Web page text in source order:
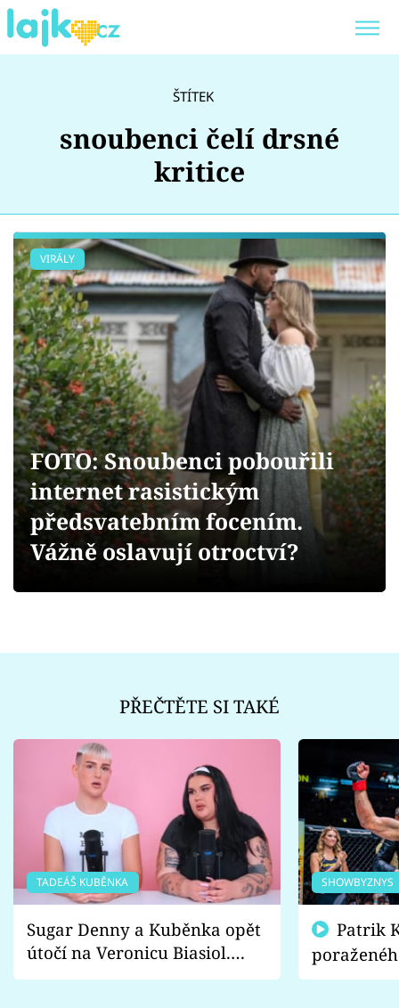
Showbyznys
Youtubeři
Virály
Sex a vztahy
Videa
Sledujte prima+
Přihlášení
ŠTÍTEK
snoubenci čelí drsné
kritice
VIRÁLY
FOTO: Snoubenci pobouřili
internet rasistickým
předsvatebním focením.
Vážně oslavují otroctví?
PŘEČTĚTE SI TAKÉ
TADEÁŠ KUBĚNKA
Sugar Denny a Kuběnka opět
útočí na Veronicu Biasiol.
Proč je podle nich falešná a
SHOWBYZNYS
fanoušci